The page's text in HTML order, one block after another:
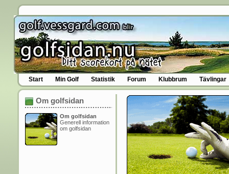
Start Min Golf Statistik Forum Klubbrum Tävlingar
Om golfsidan
Om golfsidan
Generell information
om golfsidan